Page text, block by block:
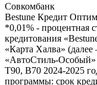
Совкомбанк
Bestune Кредит
*0,01% - процентная
кредитования
«Карта Халва»
«АвтоСтиль-Особый»
T90, B70 2024-2025
программы: срок